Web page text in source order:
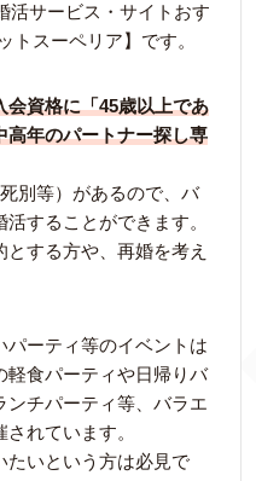
活サービス・サイトおす
トスーペリア】です。
会資格に「45歳以上であ
高年のパートナー探し専
別等）があるので、バ
することができます。
する方や、再婚を考え
パーティ等のイベントは
軽食パーティや日帰りバ
ンチパーティ等、バラエ
れています。
たいという方は必見で